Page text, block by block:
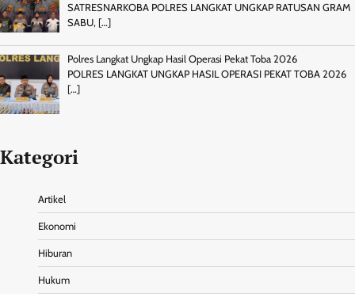
SATRESNARKOBA POLRES LANGKAT UNGKAP RATUSAN GRAM
SABU, […]
Polres Langkat Ungkap Hasil Operasi Pekat Toba 2026
POLRES LANGKAT UNGKAP HASIL OPERASI PEKAT TOBA 2026
[…]
Kategori
Artikel
Ekonomi
Hiburan
Hukum